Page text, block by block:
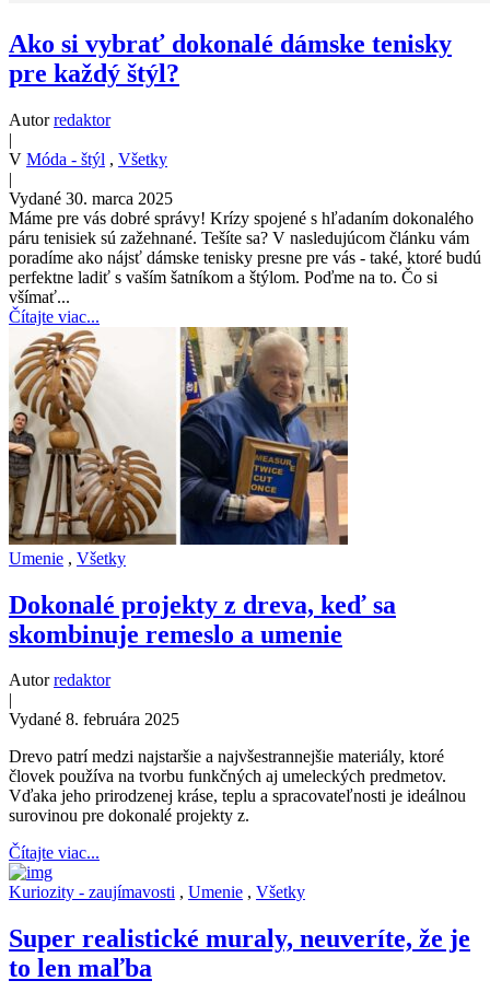
Ako si vybrať dokonalé dámske tenisky
pre každý štýl?
Autorredaktor
|
V Móda - štýl , Všetky
|
Vydané 30. marca 2025
Máme pre vás dobré správy! Krízy spojené s hľadaním dokonalého
páru tenisiek sú zažehnané. Tešíte sa? V nasledujúcom článku vám
poradíme ako nájsť dámske tenisky presne pre vás - také, ktoré budú
perfektne ladiť s vaším šatníkom a štýlom. Poďme na to. Čo si
všímať...
Čítajte viac...
Umenie , Všetky
Dokonalé projekty z dreva, keď sa
skombinuje remeslo a umenie
Autorredaktor
|
Vydané 8. februára 2025
Drevo patrí medzi najstaršie a najvšestrannejšie materiály, ktoré
človek používa na tvorbu funkčných aj umeleckých predmetov.
Vďaka jeho prirodzenej kráse, teplu a spracovateľnosti je ideálnou
surovinou pre dokonalé projekty z.
Čítajte viac...
Kuriozity - zaujímavosti , Umenie , Všetky
Super realistické muraly, neuveríte, že je
to len maľba